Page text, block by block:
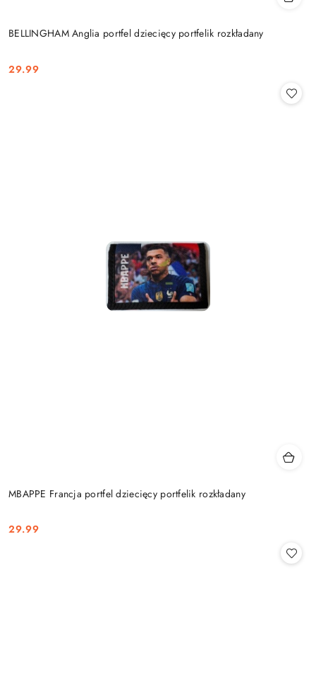
BELLINGHAM Anglia portfel dziecięcy portfelik rozkładany
Cena:
29.99
MBAPPE Francja portfel dziecięcy portfelik rozkładany
Cena:
29.99